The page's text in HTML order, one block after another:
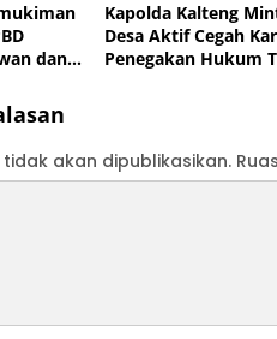
dan
Kapolda Kalteng
Desa Aktif Cegah
Penegakan Hukum
akan dipublikasikan.